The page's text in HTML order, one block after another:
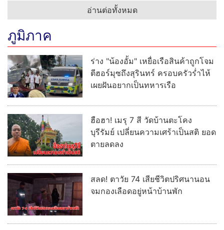
อ่านต่อทั้งหมด
ภูมิภาค
ร่าง "น้องอั้ม" เหยื่อเรือสินค้าถูกโจม
ตีฮอร์มุซถึงสุรินทร์ ครอบครัวร่ำไห้
เผยฝันอยากเป็นทหารเรือ
ฮือฮา! เมรุ 7 สี วัดบ้านตะโคง
บุรีรัมย์ เปลี่ยนความเศร้าเป็นสติ ยอด
ตายลดลง
สลด! ตาวัย 74 เสียชีวิตปริศนานอน
จมกองเลือดอยู่หน้าบ้านพัก